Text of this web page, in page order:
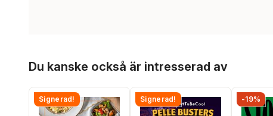
Du kanske också är intresserad av
Signerad! Signerad! -19%